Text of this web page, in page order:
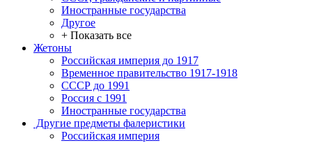
Иностранные государства
Другое
+ Показать все
Жетоны
Российская империя до 1917
Временное правительство 1917-1918
СССР до 1991
Россия с 1991
Иностранные государства
Другие предметы фалеристики
Российская империя